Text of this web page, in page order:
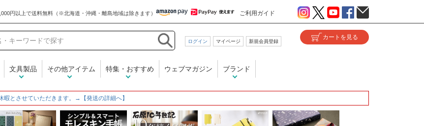
ご利用ガイド
気文具
ログイン マイページ 新規会員登録
文具製品 その他アイテム 特集・おすすめ ウェブマガジン ブランド
暇とさせていただきます。→【発送の詳細へ】